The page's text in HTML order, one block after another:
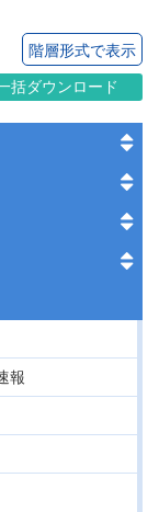
階層形式で表示
括ダウンロード
報